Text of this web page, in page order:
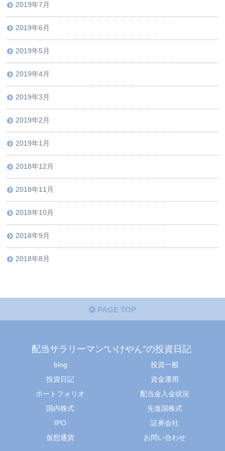
2019年7月
2019年6月
2019年5月
2019年4月
2019年3月
2019年2月
2019年1月
2018年12月
2018年11月
2018年10月
2018年9月
2018年8月
PAGE TOP
配当サラリーマン“いけやん”の投資日記 ​
blog
投資一般
投資日記
資金運用
ポートフォリオ
配当金入金状況
国内株式
先進国株式
IPO
証券会社
仮想通貨
お問い合わせ